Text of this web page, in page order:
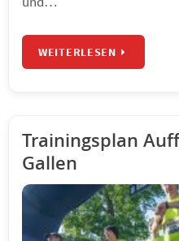
WEITERLESEN
Trainingsplan
Gallen